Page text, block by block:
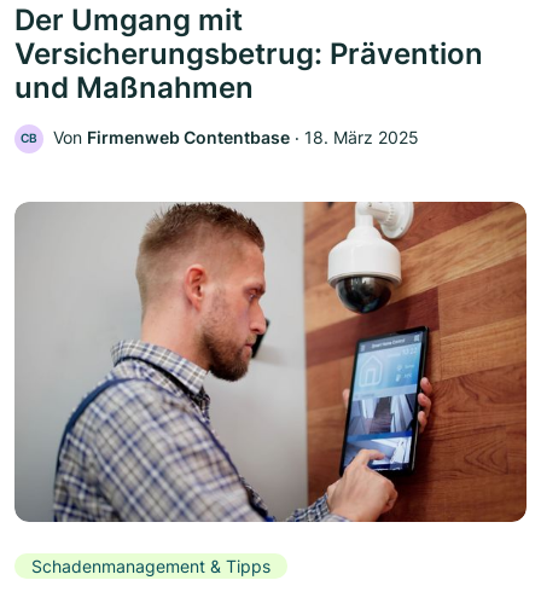
Der Umgang mit
Versicherungsbetrug: Prävention
und Maßnahmen
CB Von Firmenweb Contentbase ‧ 18. März 2025
Schadenmanagement & Tipps